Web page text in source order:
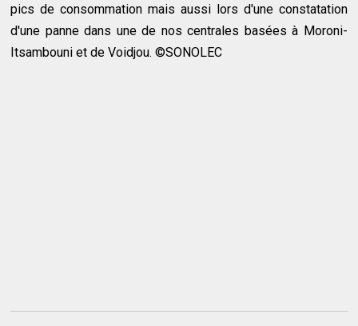
pics de consommation mais aussi lors d'une constatation
d'une panne dans une de nos centrales basées à Moroni-
Itsambouni et de Voidjou. ©️SONOLEC